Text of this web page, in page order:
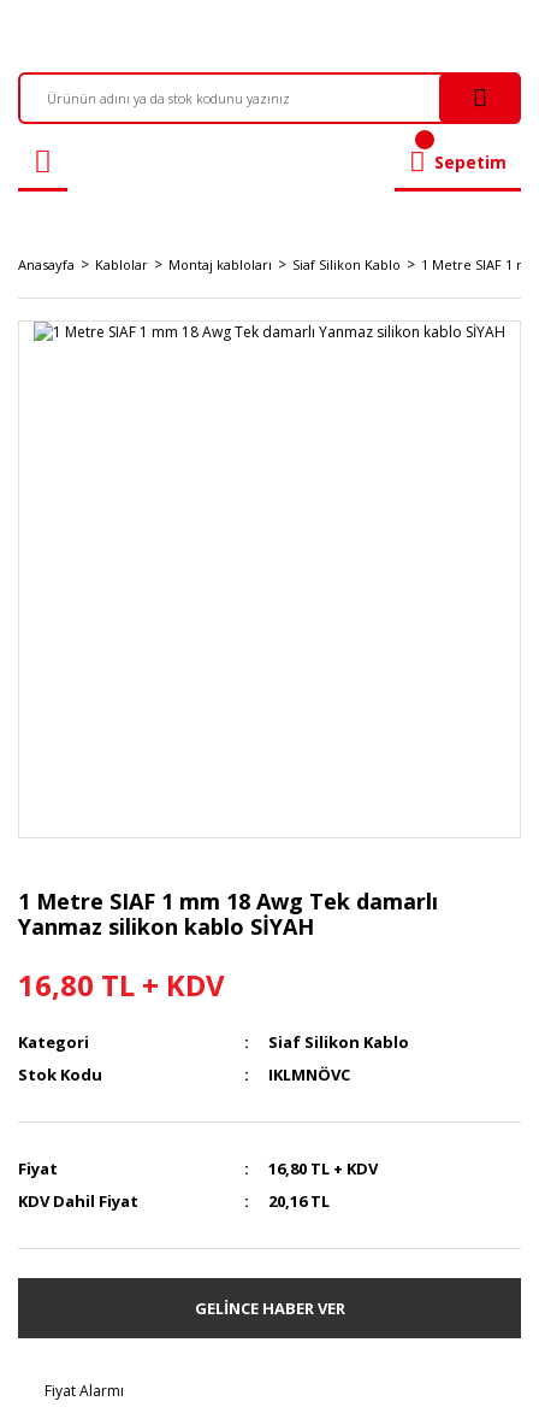
Sepetim
Anasayfa Kablolar Montaj kabloları Siaf Silikon Kablo 1 Metre SIAF 1
1 Metre SIAF 1 mm 18 Awg Tek damarlı
Yanmaz silikon kablo SİYAH
16,80 TL + KDV
Kategori
Siaf Silikon Kablo
Stok Kodu
IKLMNÖVC
Fiyat
16,80 TL + KDV
KDV Dahil Fiyat
20,16 TL
GELİNCE HABER VER
Fiyat Alarmı